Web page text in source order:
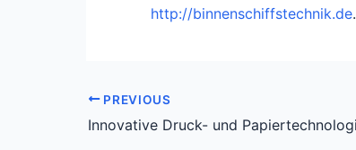
http://binnenschiffstechnik.de.
PREVIOUS